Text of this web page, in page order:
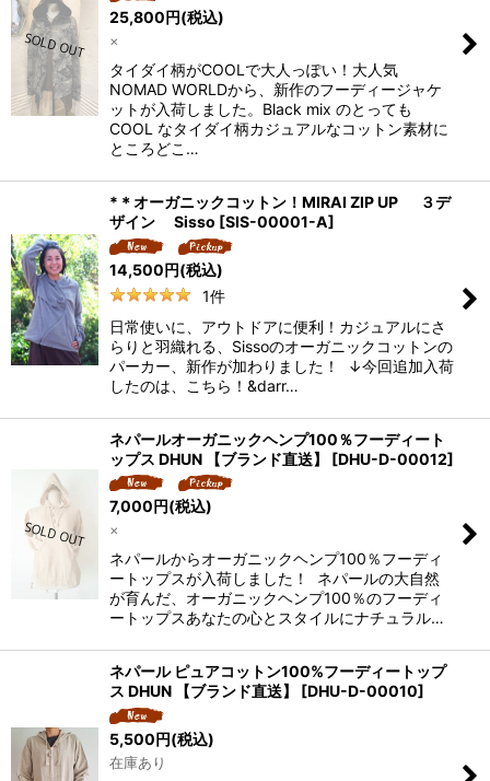
25,800円(税込)
×
タイダイ柄がCOOLで大人っぽい！大人気
NOMAD WORLDから、新作のフーディージャケ
ットが入荷しました。Black mix のとっても
COOL なタイダイ柄カジュアルなコットン素材に
ところどこ…
*＊オーガニックコットン！MIRAI ZIP UP ３デ
ザイン Sisso [SIS-00001-A]
14,500円(税込)
1件
日常使いに、アウトドアに便利！カジュアルにさ
らりと羽織れる、Sissoのオーガニックコットンの
パーカー、新作が加わりました！ ↓今回追加入荷
したのは、こちら！&darr…
ネパールオーガニックヘンプ100％フーディート
ップス DHUN 【ブランド直送】
[DHU-D-00012]
7,000 円(税込)
×
ネパールからオーガニックヘンプ100％フーディ
ートップスが入荷しました！ ネパールの大自然
が育んだ、オーガニックヘンプ100％のフーディ
ートップスあなたの心とスタイルにナチュラル…
ネパール ピュアコットン100%フーディートップ
ス DHUN 【ブランド直送】
[DHU-D-00010]
5,500円(税込)
在庫あり